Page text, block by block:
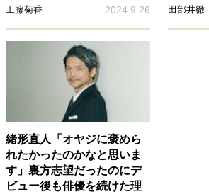
工藤菊香 2024.9.26 田部井徹
緒形直人「オヤジに褒めら
れたかったのかなと思いま
す」裏方志望だったのにデ
ビュー後も俳優を続けた理